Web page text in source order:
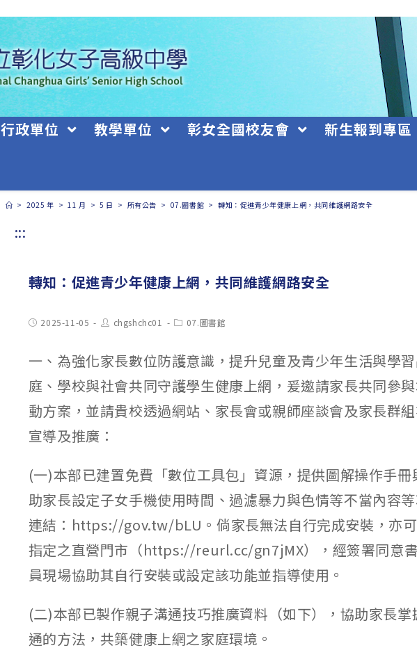
行政單位 教學單位 彰女全國校友會 新生報到專區
> 2025 年 > 11 月 > 5 日 > 所有公告 > 07.圖書館 > 轉知：促進青少年健康上網，共同維護網路安全
:::
轉知：促進青少年健康上網，共同維護網路安全
Post2025-11-05
Post
author:
chgshchc01
Post07.圖書館
一、為強化家長數位防護意識，提升兒童及青少年生活與學
庭、學校與社會共同守護學生健康上網，爰邀請家長共同參
動方案，並請貴校透過網站、家長會或親師座談會及家長群
宣導及推廣：
(一)本部已建置免費「數位工具包」資源，提供圖解操作手冊
助家長設定子女手機使用時間、過濾暴力與色情等不當內容
連結：https://gov.tw/bLU。倘家長無法自行完成安裝，亦
指定之直營門市（https://reurl.cc/gn7jMX），經簽署同意
員現場協助其自行安裝或設定該功能並指導使用。
(二)本部已製作親子溝通技巧推廣資料（如下），協助家長
通的方法，共築健康上網之家庭環境。